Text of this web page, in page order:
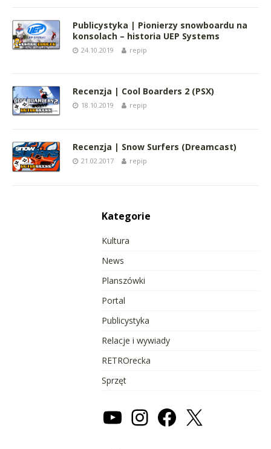
Publicystyka | Pionierzy snowboardu na
konsolach – historia UEP Systems
24.10.2019 repip
Recenzja | Cool Boarders 2 (PSX)
18.10.2019 repip
Recenzja | Snow Surfers (Dreamcast)
21.02.2017 repip
Kategorie
Kultura
News
Planszówki
Portal
Publicystyka
Relacje i wywiady
RETROrecka
Sprzęt